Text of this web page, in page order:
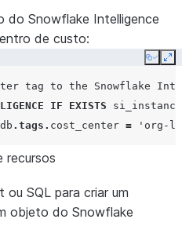
do Snowflake Intelligence
de custo:
Copy
tag to the Snowflake
IF EXISTS
. tags . cost_center = 'org-
recursos
SQL para criar um
objeto do Snowflake